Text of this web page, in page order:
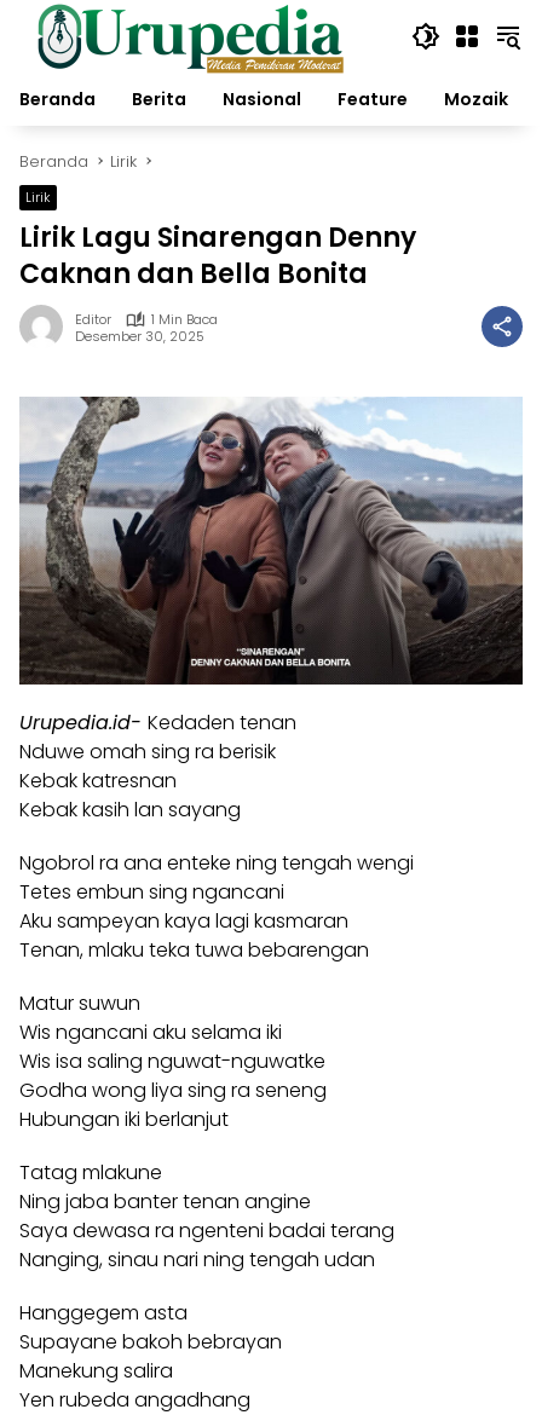
Langsung
konten
Beranda
Berita Nasional Feature Mozaik
Beranda Lirik
Lirik
Lirik Lagu Sinarengan Denny
Caknan dan Bella Bonita
Editor
1 Min Baca
Desember 30, 2025
Urupedia.id- Kedaden tenan
Nduwe omah sing ra berisik
Kebak katresnan
Kebak kasih lan sayang
Ngobrol ra ana enteke ning tengah wengi
Tetes embun sing ngancani
Aku sampeyan kaya lagi kasmaran
Tenan, mlaku teka tuwa bebarengan
Matur suwun
Wis ngancani aku selama iki
Wis isa saling nguwat-nguwatke
Godha wong liya sing ra seneng
Hubungan iki berlanjut
Tatag mlakune
Ning jaba banter tenan angine
Saya dewasa ra ngenteni badai terang
Nanging, sinau nari ning tengah udan
Hanggegem asta
Supayane bakoh bebrayan
Manekung salira
Yen rubeda angadhang